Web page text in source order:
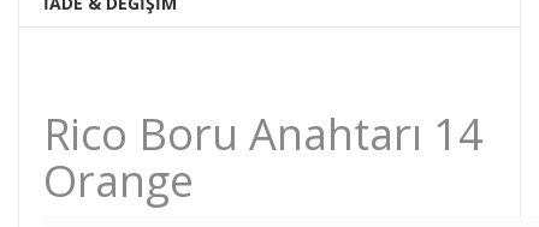
Rico Boru Anahtarı 14
Orange